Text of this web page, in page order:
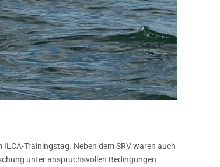
Trainingstag. Neben dem SRV waren auch
unter anspruchsvollen Bedingungen